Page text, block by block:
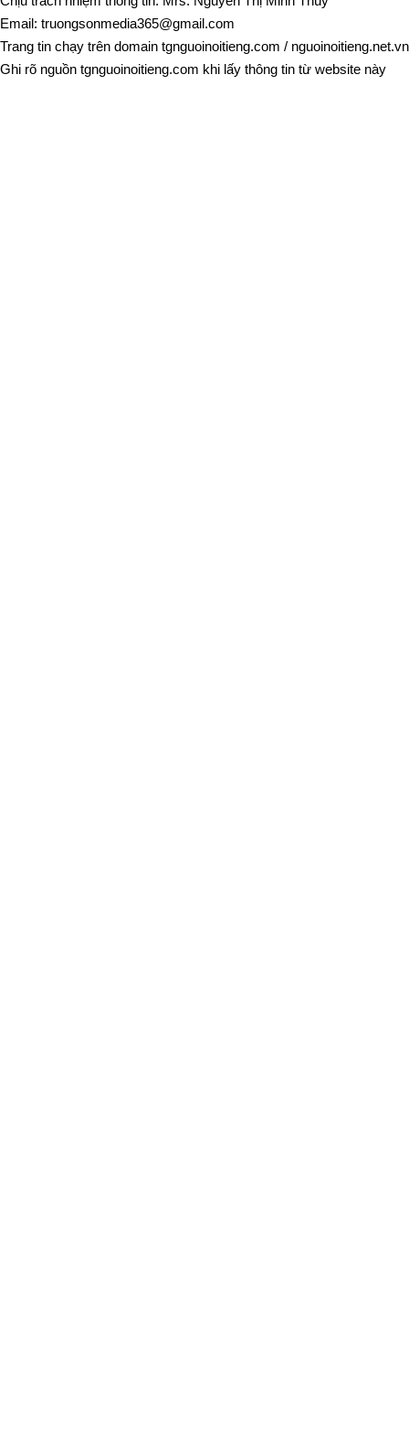
Email: truongsonmedia365@gmail.com
Trang tin chạy trên domain tgnguoinoitieng.com / nguoinoitieng.net.vn
Ghi rõ nguồn tgnguoinoitieng.com khi lấy thông tin từ website này